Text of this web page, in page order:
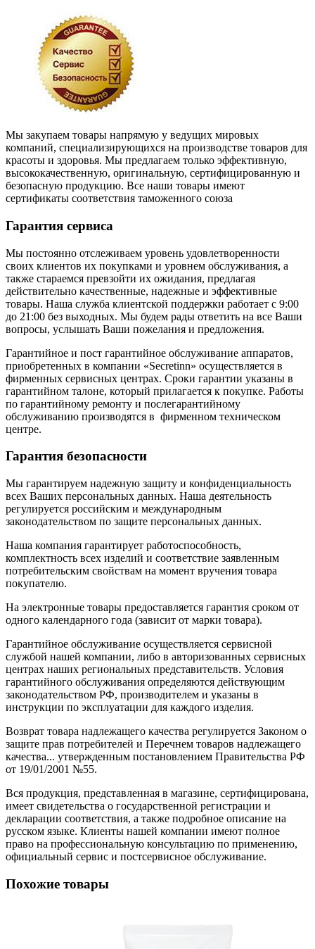
Мы закупаем товары напрямую у ведущих мировых
компаний, специализирующихся на производстве товаров для
красоты и здоровья. Мы предлагаем только эффективную,
высококачественную, оригинальную, сертифицированную и
безопасную продукцию. Все наши товары имеют
сертификаты соответствия таможенного союза
Гарантия сервиса
Мы постоянно отслеживаем уровень удовлетворенности
своих клиентов их покупками и уровнем обслуживания, а
также стараемся превзойти их ожидания, предлагая
действительно качественные, надежные и эффективные
товары. Наша служба клиентской поддержки работает с 9:00
до 21:00 без выходных. Мы будем рады ответить на все Ваши
вопросы, услышать Ваши пожелания и предложения.
Гарантийное и пост гарантийное обслуживание аппаратов,
приобретенных в компании «Secretinn» осуществляется в
фирменных сервисных центрах. Сроки гарантии указаны в
гарантийном талоне, который прилагается к покупке. Работы
по гарантийному ремонту и послегарантийному
обслуживанию производятся в фирменном техническом
центре.
Гарантия безопасности
Мы гарантируем надежную защиту и конфиденциальность
всех Ваших персональных данных. Наша деятельность
регулируется российским и международным
законодательством по защите персональных данных.
Наша компания гарантирует работоспособность,
комплектность всех изделий и соответствие заявленным
потребительским свойствам на момент вручения товара
покупателю.
На электронные товары предоставляется гарантия сроком от
одного календарного года (зависит от марки товара).
Гарантийное обслуживание осуществляется сервисной
службой нашей компании, либо в авторизованных сервисных
центрах наших региональных представительств. Условия
гарантийного обслуживания определяются действующим
законодательством РФ, производителем и указаны в
инструкции по эксплуатации для каждого изделия.
Возврат товара надлежащего качества регулируется Законом о
защите прав потребителей и Перечнем товаров надлежащего
качества... утвержденным постановлением Правительства РФ
от 19/01/2001 №55.
Вся продукция, представленная в магазине, сертифицирована,
имеет свидетельства о государственной регистрации и
декларации соответствия, а также подробное описание на
русском языке. Клиенты нашей компании имеют полное
право на профессиональную консультацию по применению,
официальный сервис и постсервисное обслуживание.
Похожие товары